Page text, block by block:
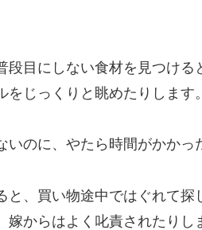
目にしない食材を見つける
じっくりと眺めたりします。
のに、やたら時間がかかっ
と、買い物途中ではぐれて探
からはよく叱責されたりし